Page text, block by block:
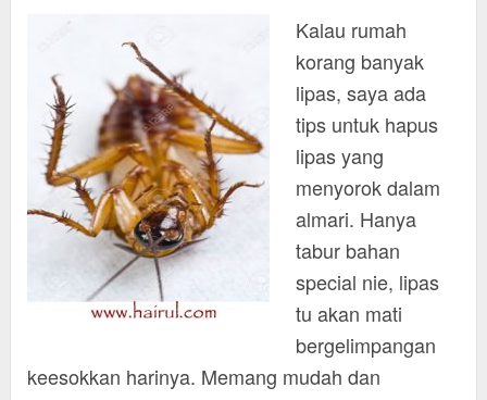
Kalau rumah
korang banyak
lipas, saya ada
tips untuk hapus
lipas yang
menyorok dalam
almari. Hanya
tabur bahan
special nie, lipas
tu akan mati
bergelimpangan
keesokkan harinya. Memang mudah dan